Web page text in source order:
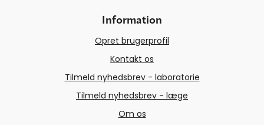
Information
Opret brugerprofil
Kontakt os
Tilmeld nyhedsbrev - laboratorie
Tilmeld nyhedsbrev - læge
Om os